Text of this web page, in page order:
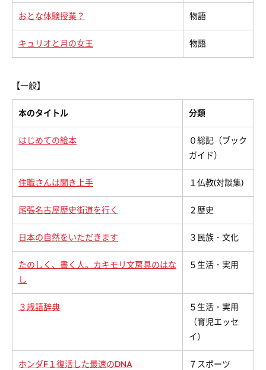
おとな体験授業？ 物語
キュリオと月の女王 物語
【一般】
本のタイトル 分類
はじめての絵本
０総記（ブック
ガイド）
住職さんは聞き上手 １仏教(対談集)
尾張名古屋歴史街道を行く ２歴史
日本の自然をいただきます ３民族・文化
たのしく、書く人。カキモリ文房具のはな
し
５生活・実用
３歳語辞典
５生活・実用
（育児エッセ
イ）
ホンダF１復活した最速のDNA ７スポーツ